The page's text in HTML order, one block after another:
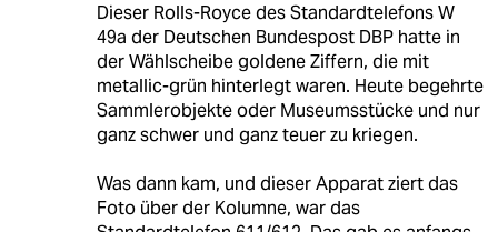
Dieser Rolls-Royce des Standardtelefons W
49a der Deutschen Bundespost DBP hatte in
der Wählscheibe goldene Ziffern, die mit
metallic-grün hinterlegt waren. Heute begehrte
Sammlerobjekte oder Museumsstücke und nur
ganz schwer und ganz teuer zu kriegen.
Was dann kam, und dieser Apparat ziert das
Foto über der Kolumne, war das